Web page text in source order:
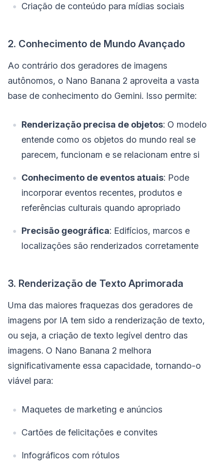
Criação de conteúdo para mídias sociais
2. Conhecimento de Mundo Avançado
Ao contrário dos geradores de imagens
autônomos, o Nano Banana 2 aproveita a vasta
base de conhecimento do Gemini. Isso permite:
Renderização precisa de objetos: O modelo
entende como os objetos do mundo real se
parecem, funcionam e se relacionam entre si
Conhecimento de eventos atuais: Pode
incorporar eventos recentes, produtos e
referências culturais quando apropriado
Precisão geográfica: Edifícios, marcos e
localizações são renderizados corretamente
3. Renderização de Texto Aprimorada
Uma das maiores fraquezas dos geradores de
imagens por IA tem sido a renderização de texto,
ou seja, a criação de texto legível dentro das
imagens. O Nano Banana 2 melhora
significativamente essa capacidade, tornando-o
viável para:
Maquetes de marketing e anúncios
Cartões de felicitações e convites
Infográficos com rótulos